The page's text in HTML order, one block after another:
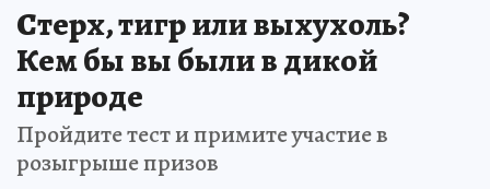
Стерх, тигр или выхухоль?
Кем бы вы были в дикой
природе
Пройдите тест и примите участие в
розыгрыше призов